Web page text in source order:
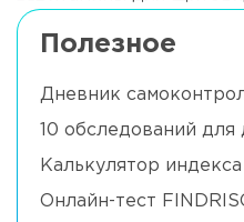
Полезное
Дневник
10 обследований для
Калькулятор
Онлайн-тест